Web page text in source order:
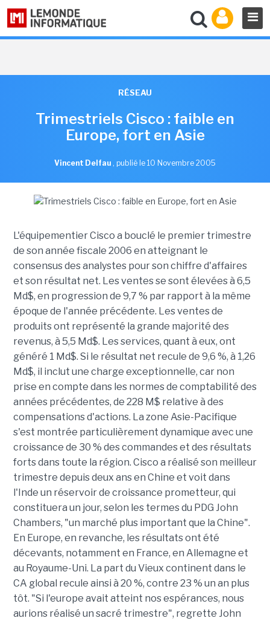
RÉSEAU
Trimestriels Cisco : faible en
Europe, fort en Asie
Vincent Delfau , publié le 10 Novembre 2005
L'équipementier Cisco a bouclé le premier trimestre
de son année fiscale 2006 en atteignant le
consensus des analystes pour son chiffre d'affaires
et son résultat net. Les ventes se sont élevées à 6,5
Md$, en progression de 9,7 % par rapport à la même
époque de l'année précédente. Les ventes de
produits ont représenté la grande majorité des
revenus, à 5,5 Md$. Les services, quant à eux, ont
généré 1 Md$. Si le résultat net recule de 9,6 %, à 1,26
Md$, il inclut une charge exceptionnelle, car non
prise en compte dans les normes de comptabilité des
années précédentes, de 228 M$ relative à des
compensations d'actions. La zone Asie-Pacifique
s'est montrée particulièrement dynamique avec une
croissance de 30 % des commandes et des résultats
forts dans toute la région. Cisco a réalisé son meilleur
trimestre depuis deux ans en Chine et voit dans
l'Inde un réservoir de croissance prometteur, qui
constituera un jour, selon les termes du PDG John
Chambers, "un marché plus important que la Chine".
En Europe, en revanche, les résultats ont été
décevants, notamment en France, en Allemagne et
au Royaume-Uni. La part du Vieux continent dans le
CA global recule ainsi à 20 %, contre 23 % un an plus
tôt. "Si l'europe avait atteint nos espérances, nous
aurions réalisé un sacré trimestre", regrette John